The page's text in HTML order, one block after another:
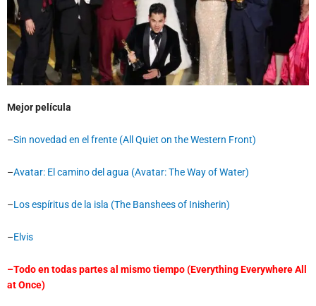
Mejor película
–Sin novedad en el frente (All Quiet on the Western Front)
–Avatar: El camino del agua (Avatar: The Way of Water)
–Los espíritus de la isla (The Banshees of Inisherin)
–Elvis
–Todo en todas partes al mismo tiempo (Everything Everywhere All
at Once)